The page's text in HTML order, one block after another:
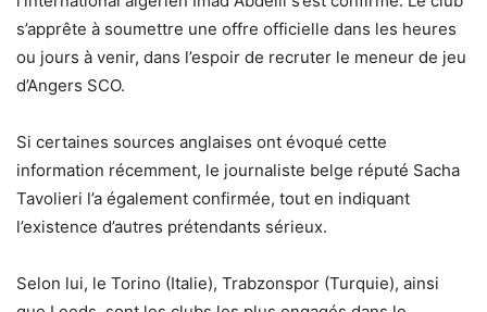
s’apprête à soumettre une offre officielle dans les heures
ou jours à venir, dans l’espoir de recruter le meneur de jeu
d’Angers SCO.
Si certaines sources anglaises ont évoqué cette
information récemment, le journaliste belge réputé Sacha
Tavolieri l’a également confirmée, tout en indiquant
l’existence d’autres prétendants sérieux.
Selon lui, le Torino (Italie), Trabzonspor (Turquie), ainsi